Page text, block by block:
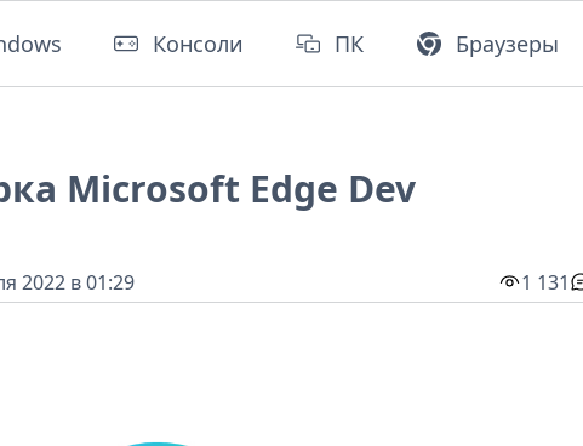
Консоли ПК Браузеры
Microsoft Edge Dev
2022 в 01:29 1 131